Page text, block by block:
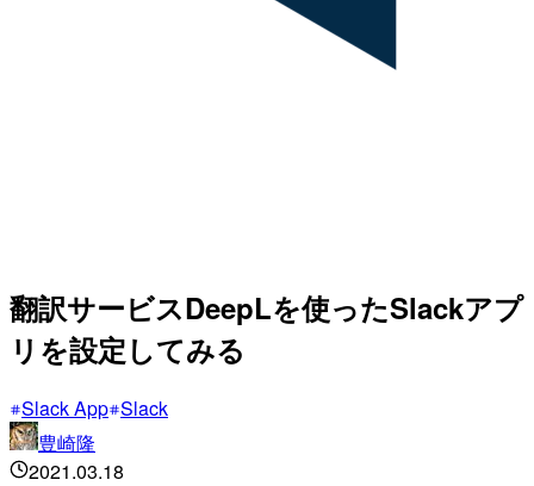
翻訳サービスDeepLを使ったSlackアプ
リを設定してみる
Slack App Slack
豊崎隆
2021.03.18